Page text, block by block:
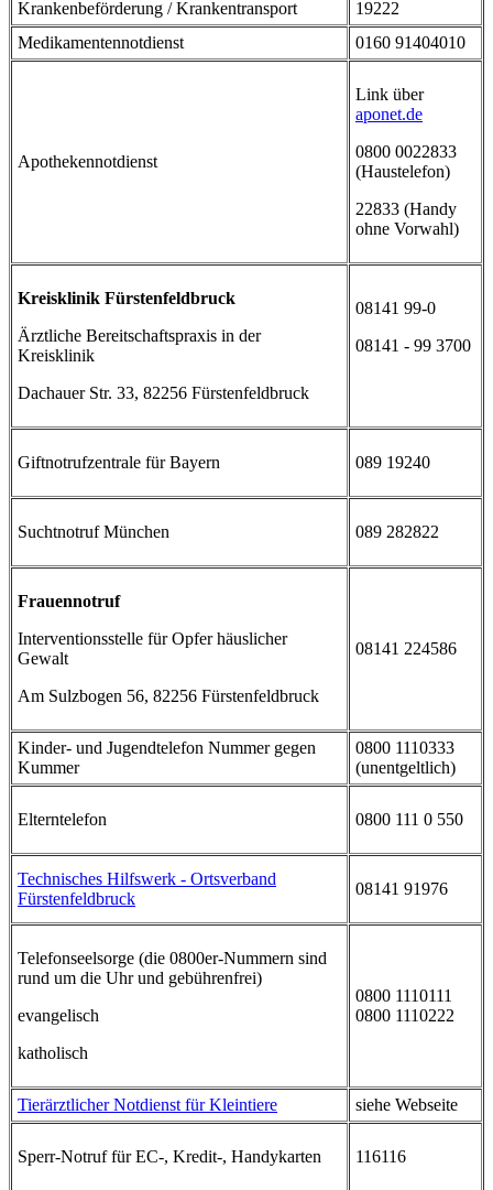
Krankenbeförderung / Krankentransport
19222
Medikamentennotdienst
0160 91404010
Apothekennotdienst
Link über
aponet.de
0800 0022833
(Haustelefon)
22833 (Handy
ohne Vorwahl)
Kreisklinik Fürstenfeldbruck
Ärztliche Bereitschaftspraxis in der
Kreisklinik
Dachauer Str. 33, 82256 Fürstenfeldbruck
08141 99-0
08141 - 99 3700
Giftnotrufzentrale für Bayern 089 19240
Suchtnotruf München 089 282822
Frauennotruf
Interventionsstelle für Opfer häuslicher
Gewalt
Am Sulzbogen 56, 82256 Fürstenfeldbruck
08141 224586
Kinder- und Jugendtelefon Nummer gegen
Kummer
0800 1110333
(unentgeltlich)
Elterntelefon 0800 111 0 550
Technisches Hilfswerk - Ortsverband
Fürstenfeldbruck
08141 91976
Telefonseelsorge (die 0800er-Nummern sind
rund um die Uhr und gebührenfrei)
evangelisch
katholisch
0800 1110111
0800 1110222
Tierärztlicher Notdienst für Kleintiere siehe Webseite
Sperr-Notruf für EC-, Kredit-, Handykarten 116116